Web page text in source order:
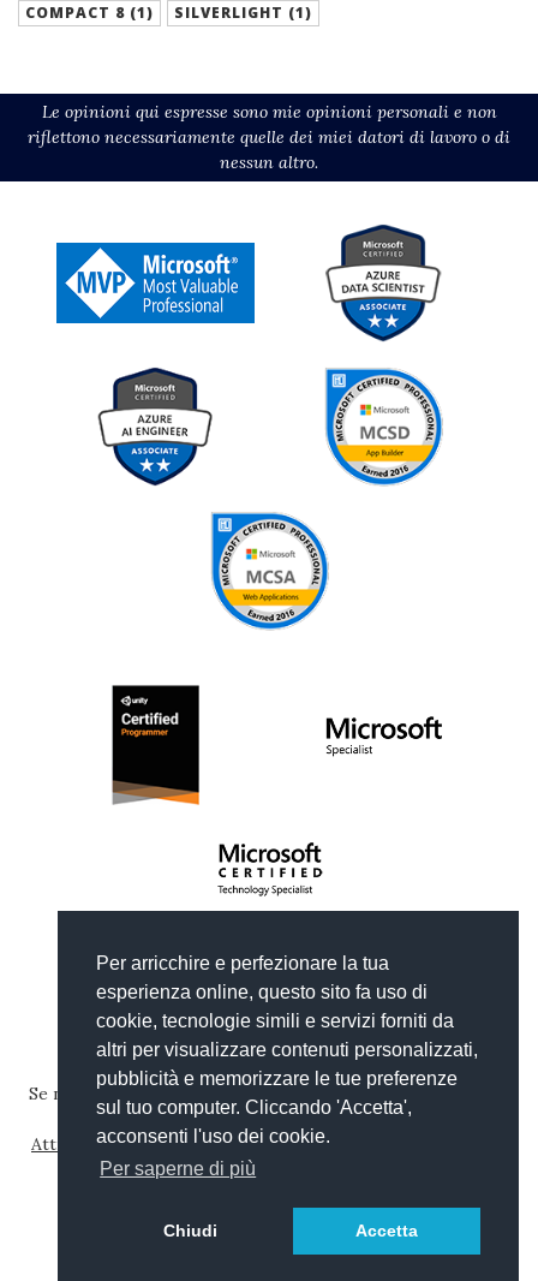
Per arricchire e perfezionare la tua
esperienza online, questo sito fa uso di
cookie, tecnologie simili e servizi forniti da
altri per visualizzare contenuti personalizzati,
pubblicità e memorizzare le tue preferenze
sul tuo computer. Cliccando 'Accetta',
acconsenti l'uso dei cookie.
Per saperne di più
Chiudi Accetta
COMPACT 8 (1)
SILVERLIGHT (1)
Le opinioni qui espresse sono mie opinioni personali e non
riflettono necessariamente quelle dei miei datori di lavoro o di
nessun altro.
Copyright © 2012-2026Gianni Rosa Gallina
Generato da Wyam
Ospitato da Arvixe
Privacy
Tema basato su
Clean Blog di Start Bootstrap
Se non diversamente specificato, il contenuto di questo sito
web è pubblicato con una licenzaCreative Commons
Attribuzione-Non commerciale-Condividi allo stesso modo
4.0 Internazionale
Read in